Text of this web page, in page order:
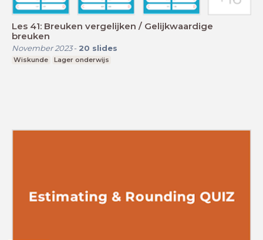
Les 41: Breuken vergelijken / Gelijkwaardige
breuken
November 2023- 20 slides
Wiskunde Lager onderwijs